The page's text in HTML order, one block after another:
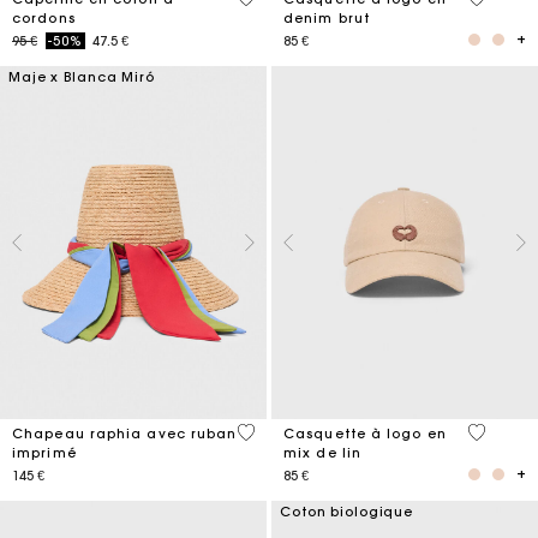
cordons
Price reduced from
95 €to-50% 47.5 €
denim brut
85 €
Maje x Blanca Miró
Chapeau raphia avec ruban
imprimé
145 €
5 out of 5 Customer Rating
Casquette à logo en
mix de lin
85 €
3,7 out
Coton biologique